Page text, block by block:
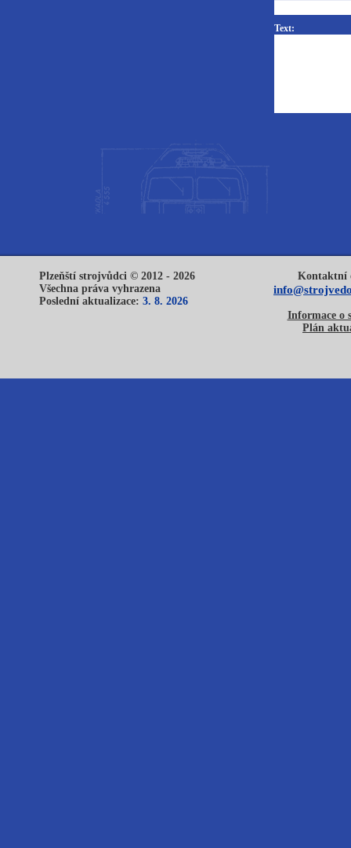
Text:
Plzeňští strojvůdci © 2012 - 2026
Všechna práva vyhrazena
Poslední aktualizace: 3. 8. 2026
Kontaktní
Informace o
Plán